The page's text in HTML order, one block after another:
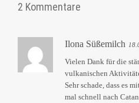
2 Kommentare
Ilona Süßemilch
Vielen Dank für die
vulkanischen
Sehr schade, dass es
mal schnell nach